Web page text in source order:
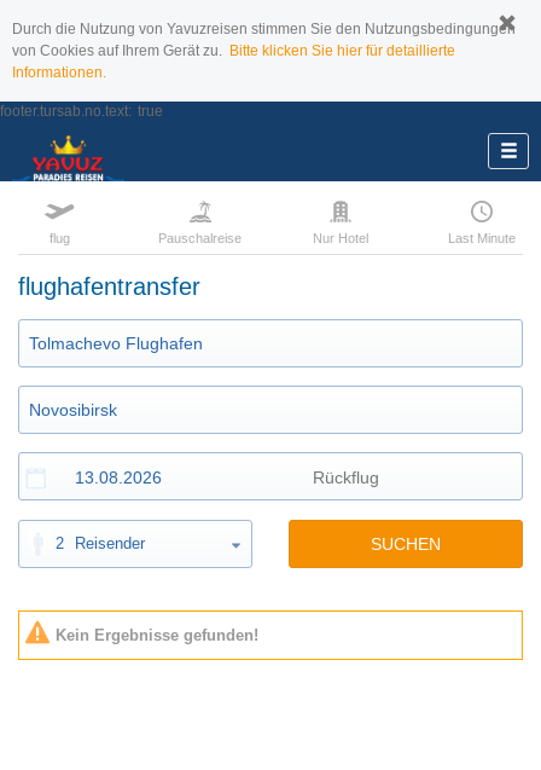
Durch die Nutzung von Yavuzreisen stimmen Sie den Nutzungsbedingungen
von Cookies auf Ihrem Gerät zu. Bitte klicken Sie hier für detaillierte
Informationen.
footer.tursab.no.text: true
flug Pauschalreise Nur Hotel Last Minute
flughafentransfer
2 Reisender SUCHEN
Kein Ergebnisse gefunden!